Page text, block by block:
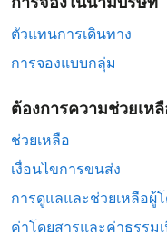
ตัวแทนการเดินทาง
การจองแบบกลุ่ม
ต้องการความช่วยเห
ช่วยเหลือ
เงื่อนไขการขนส่ง
การดูแลและช่วยเหลือผู้
ค่าโดยสารและค่าธรรม